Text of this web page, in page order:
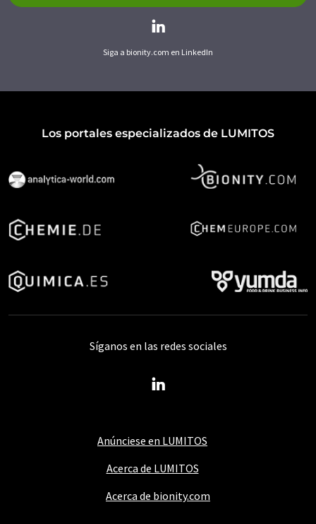
Siga a bionity.com en LinkedIn
Los portales especializados de LUMITOS
Anúnciese en LUMITOS
Acerca de LUMITOS
Acerca de bionity.com
Síganos en las redes sociales